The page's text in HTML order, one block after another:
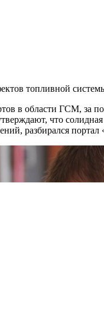
топливной
в области ГСМ, за
что
разбирался портал